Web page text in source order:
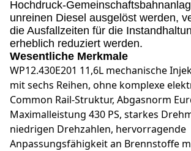
Hochdruck-
unreinen Diesel ausgelöst werden,
die Ausfallzeiten für die
erheblich reduziert werden.
Wesentliche Merkmale
WP12.430E201 11,6L mechanische
mit sechs Reihen, ohne komplexe
Common Rail-Struktur, Abgasnorm
Maximalleistung 430 PS, starkes
niedrigen Drehzahlen, hervorragende
Anpassungsfähigkeit an Brennstoffe